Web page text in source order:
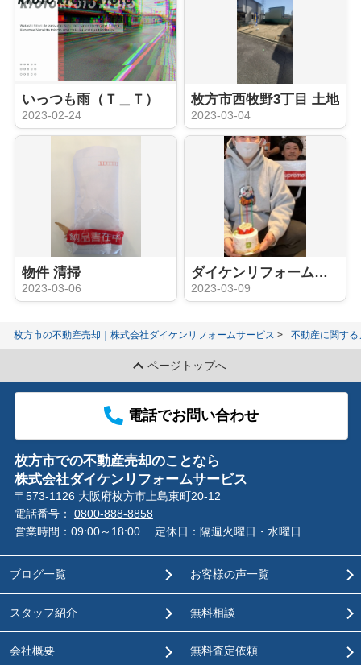
いっつも雨（Ｔ＿Ｔ）
2023-02-24
枚方市西牧野3丁目 土地
2023-03-04
物件 清掃
2023-03-06
ダイケンリフォームサービス 買取実績
2023-03-09
枚方市の不動産売却｜株式会社ダイケンリフォームサービス 不動産に関す
ページトップへ
電話でお問い合わせ
枚方市での不動産売却のことなら
株式会社ダイケンリフォームサービス
〒573-1126 大阪府枚方市上島東町20-12
電話番号： 0800-888-8858
営業時間：09:00～18:00
定休日：隔週火曜日・水曜日
ブログ一覧
スタッフ紹介
会社概要
お客様の声一覧
無料相談
無料査定依頼